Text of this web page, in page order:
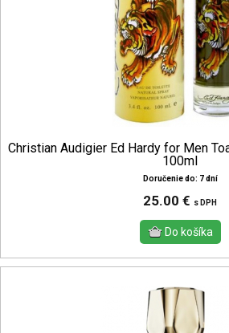
Christian Audigier Ed Hardy for Men
100ml
Doručenie do: 7 dní
25.00 € s DPH